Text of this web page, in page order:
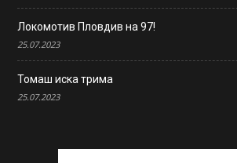
Локомотив Пловдив на 97!
25.07.2023
Томаш иска трима
25.07.2023